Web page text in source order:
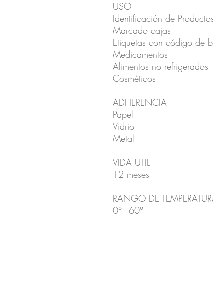
USO
Identificación de
Marcado cajas
Etiquetas con código de
Medicamentos
Alimentos no refrigerados
Cosméticos
ADHERENCIA
Papel
Vidrio
Metal
VIDA UTIL
12 meses
RANGO DE
0° - 60°